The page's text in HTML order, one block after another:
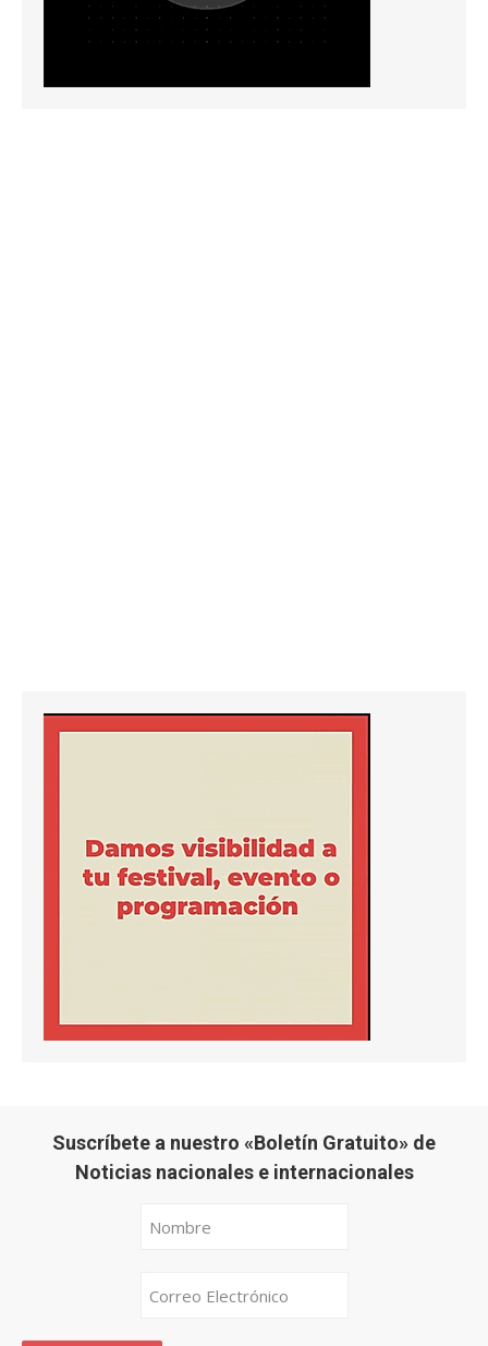
Suscríbete a nuestro «Boletín Gratuito» de
Noticias nacionales e internacionales